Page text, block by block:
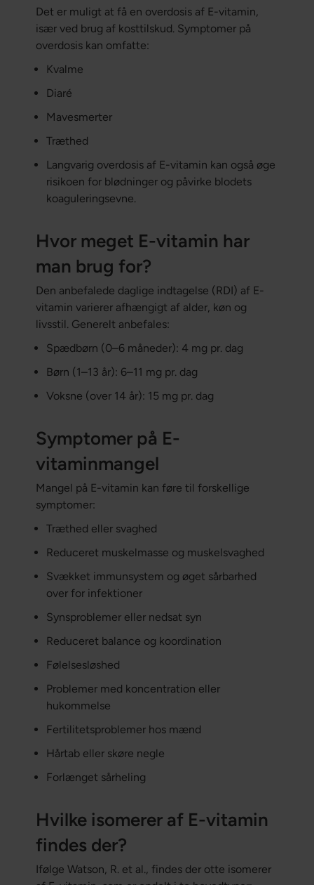
Det er muligt at få en overdosis af E-vitamin,
især ved brug af kosttilskud. Symptomer på
overdosis kan omfatte:
Kvalme
Diaré
Mavesmerter
Træthed
Langvarig overdosis af E-vitamin kan også øge
risikoen for blødninger og påvirke blodets
koaguleringsevne.
Hvor meget E-vitamin har
man brug for?
Den anbefalede daglige indtagelse (RDI) af E-
vitamin varierer afhængigt af alder, køn og
livsstil. Generelt anbefales:
Spædbørn (0–6 måneder): 4 mg pr. dag
Børn (1–13 år): 6–11 mg pr. dag
Voksne (over 14 år): 15 mg pr. dag
Symptomer på E-
vitaminmangel
Mangel på E-vitamin kan føre til forskellige
symptomer:
Træthed eller svaghed
Reduceret muskelmasse og muskelsvaghed
Svækket immunsystem og øget sårbarhed
over for infektioner
Synsproblemer eller nedsat syn
Reduceret balance og koordination
Følelsesløshed
Problemer med koncentration eller
hukommelse
Fertilitetsproblemer hos mænd
Hårtab eller skøre negle
Forlænget sårheling
Hvilke isomerer af E-vitamin
findes der?
Ifølge Watson, R. et al., findes der otte isomerer